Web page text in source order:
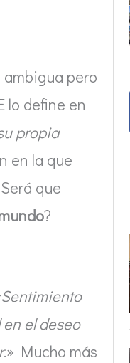
pero
lo define en
propia
en la que
que
?
el deseo
.» Mucho más